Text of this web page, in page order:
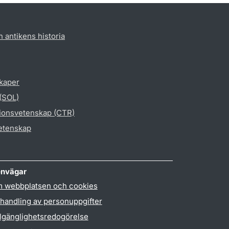
antikens historia
(CTR)
webbplatsen och cookies
av personuppgifter